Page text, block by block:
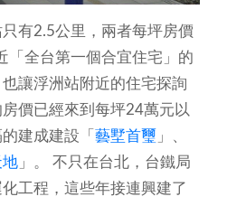
有2.5公里，兩者每坪房價
「全台第一個合宜住宅」的
讓浮洲站附近的住宅探詢
價已經來到每坪24萬元以
建成建設「 藝墅首璽 」、
地 」。 不只在台北，台鐵局
工程，這些年接連興建了